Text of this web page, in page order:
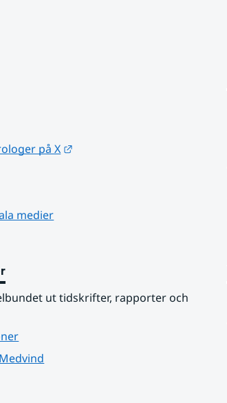
på X
medier
ut tidskrifter, rapporter och